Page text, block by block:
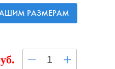
РАЗМЕРАМ
– +